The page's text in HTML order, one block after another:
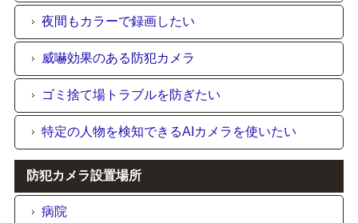
夜間もカラーで録画したい
威嚇効果のある防犯カメラ
ゴミ捨て場トラブルを防ぎたい
特定の人物を検知できるAIカメラを使いたい
防犯カメラ設置場所
病院